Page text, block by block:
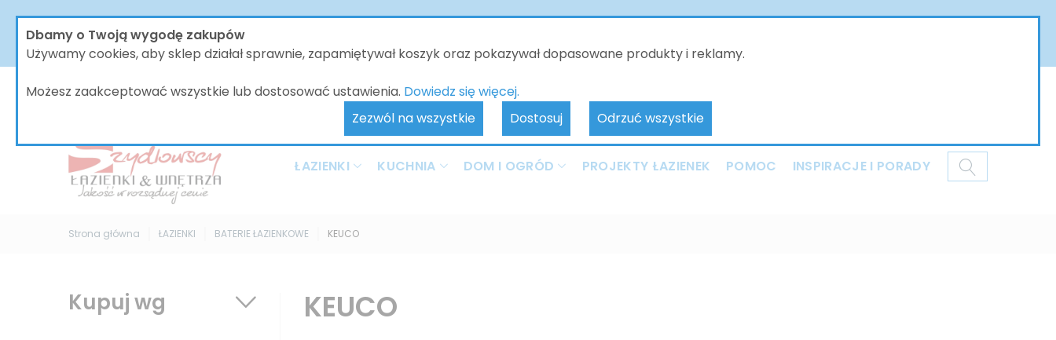
Dbamy o Twoją wygodę zakupów
Używamy cookies, aby sklep działał sprawnie, zapamiętywał koszyk oraz pokazywał dopasowane produkty i reklamy.
Możesz zaakceptować wszystkie lub dostosować ustawienia. Dowiedz się więcej.
Zezwól na wszystkie
Dostosuj Odrzuć wszystkie
W dniach od 30.07 do dnia 08.08.2026 nasze biuro będzie nieczynne - kontakt tylko poprzez e-mail. Zamówienia złożone w naszym sklepie online będą przyjmowane
bez zmian, jednak wszystkie wysyłki będą realizowane od 10.06.2026. Przepraszamy za wszelkie niedogodności i dziękujemy za Państwa wyrozumiałość .
ŁAZIENKI KUCHNIA DOM I OGRÓD PROJEKTY ŁAZIENEK POMOC INSPIRACJE I PORADY
Strona główna ŁAZIENKI BATERIE ŁAZIENKOWE KEUCO
KEUCO
Kupuj wg